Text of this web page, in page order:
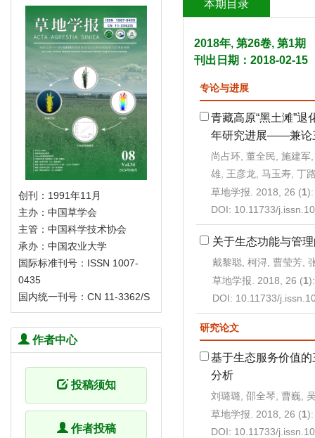
本期目录
2018年, 第26卷, 第1
刊出日期：2018-02-15
专论与进展
青藏高原“黑土滩”
年研究进展——兼论
尚占环, 董全民, 施建
雄, 王彦龙, 马玉寿, 丁
草地学报. 2018, 26 (1
DOI: 10.11733/
关于生态功能与管
戴黎聪, 柯浔, 曹莹芳,
草地学报. 2018, 26 (1
DOI: 10.11733/
研究论文
基于生态服务价值
分析
刘璐璐, 邵全琴, 曹巍,
草地学报. 2018, 26 (1
DOI: 10.11733/
创刊：1991年11月
主办：中国草学会
主管：中国科学技术协会
承办：中国农业大学
国际标准刊号：ISSN 1007-
0435
国内统一刊号：CN 11-3362/S
作者中心
投稿须知
作者投稿